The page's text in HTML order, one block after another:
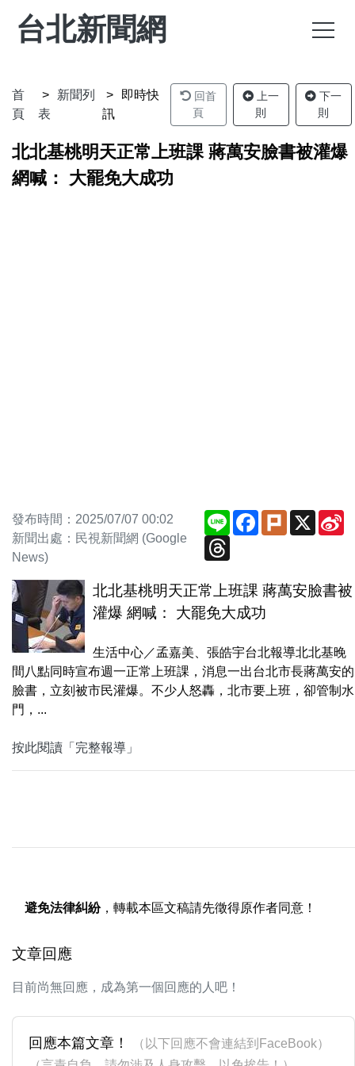
台北新聞網
首
頁
新聞列
表
即時快
訊
回首
頁
上一
則
下一
則
北北基桃明天正常上班課 蔣萬安臉書被灌爆
網喊： 大罷免大成功
發布時間：2025/07/07 00:02
新聞出處：民視新聞網 (Google
News)
Line Facebook
PlurkX
Threads
北北基桃明天正常上班課 蔣萬安臉書被
灌爆 網喊： 大罷免大成功
生活中心／孟嘉美、張皓宇台北報導北北基晚
間八點同時宣布週一正常上班課，消息一出台北市長蔣萬安的
臉書，立刻被市民灌爆。不少人怒轟，北市要上班，卻管制水
門，...
按此閱讀「完整報導」
避免法律糾紛，轉載本區文稿請先徵得原作者同意！
文章回應
目前尚無回應，成為第一個回應的人吧！
回應本篇文章！
（以下回應不會連結到FaceBook）